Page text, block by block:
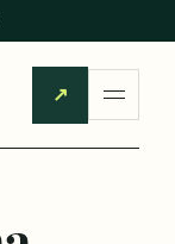
↗